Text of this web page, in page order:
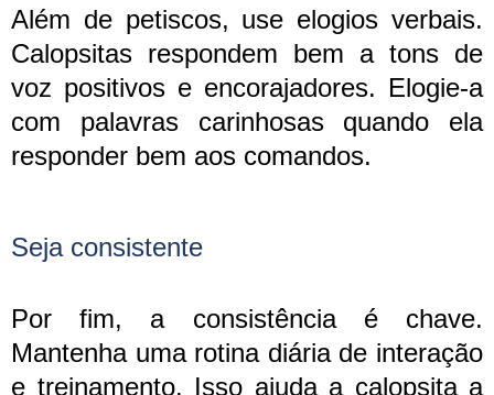
Além de petiscos, use elogios verbais.
Calopsitas respondem bem a tons de
voz positivos e encorajadores. Elogie-a
com palavras carinhosas quando ela
responder bem aos comandos.
Seja consistente
Por fim, a consistência é chave.
Mantenha uma rotina diária de interação
e treinamento. Isso ajuda a calopsita a